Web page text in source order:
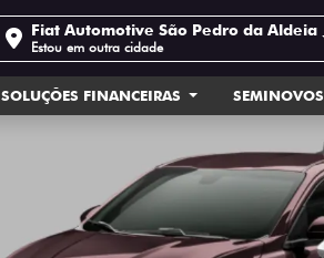
Fiat Automotive São Pedro da Aldeia
Estou em outra cidade
SOLUÇÕES FINANCEIRAS SEMINOVOS